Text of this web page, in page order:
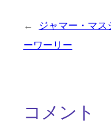
←
ジャマー・マス
ーワーリー
コメント